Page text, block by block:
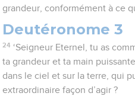
grandeur, conformément à ce
Deutéronome 3
24 ‘Seigneur Eternel, tu as
ta grandeur et ta main
dans le ciel et sur la terre, qui
extraordinaire façon d’agir ?